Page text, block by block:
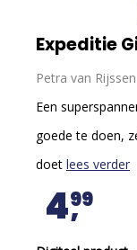
Petra van Rijssen
Een
goede te doen,
doet lees verder
499